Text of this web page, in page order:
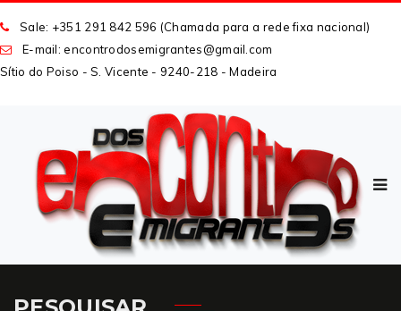
Sale: +351 291 842 596 (Chamada para a rede fixa nacional)
E-mail: encontrodosemigrantes@gmail com
Sítio do Poiso - S. Vicente - 9240-218 - Madeira